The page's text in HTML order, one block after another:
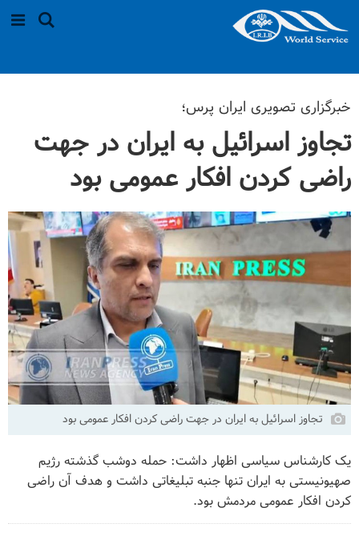
خبرگزاری تصویری ایران پرس؛
تجاوز اسرائیل به ایران در جهت
راضی کردن افکار عمومی بود
تجاوز اسرائیل به ایران در جهت راضی کردن افکار عمومی بود
یک کارشناس سیاسی اظهار داشت: حمله دوشب گذشته رژیم
صهیونیستی به ایران تنها جنبه تبلیغاتی داشت و هدف آن راضی
کردن افکار عمومی مردمش بود.